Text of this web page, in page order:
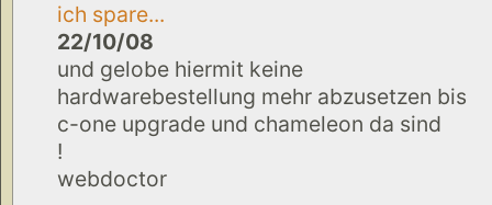
ich spare...
22/10/08
und gelobe hiermit keine
hardwarebestellung mehr abzusetzen bis
c-one upgrade und chameleon da sind
!
webdoctor